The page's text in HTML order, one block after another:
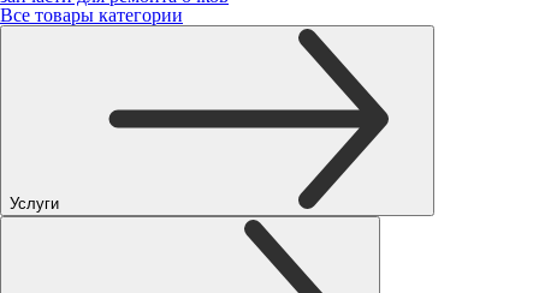
Все товары категории
Услуги